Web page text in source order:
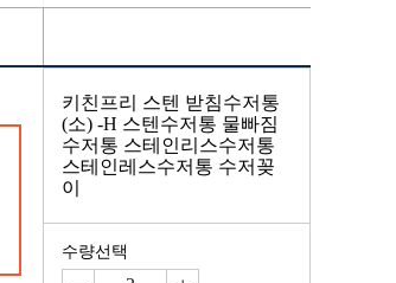
키친프리 스텐 받침수저통
(소) -H 스텐수저통 물빠짐
수저통 스테인리스수저통
스테인레스수저통 수저꽂
이
수량선택